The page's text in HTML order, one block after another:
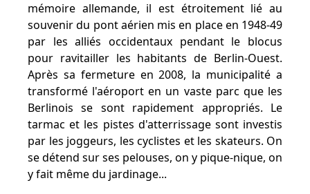
mémoire allemande, il est étroitement lié au
souvenir du pont aérien mis en place en 1948-49
par les alliés occidentaux pendant le blocus
pour ravitailler les habitants de Berlin-Ouest.
Après sa fermeture en 2008, la municipalité a
transformé l'aéroport en un vaste parc que les
Berlinois se sont rapidement appropriés. Le
tarmac et les pistes d'atterrissage sont investis
par les joggeurs, les cyclistes et les skateurs. On
se détend sur ses pelouses, on y pique-nique, on
y fait même du jardinage...